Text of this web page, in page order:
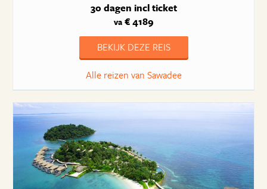
30 dagen incl ticket
va€ 4189
BEKIJK DEZE REIS
Alle reizen van Sawadee